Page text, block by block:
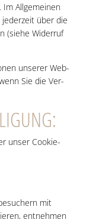
Im All­ge­mei­nen
jeder­zeit über die
(sie­he Wider­ruf
unse­rer Web­
Sie die Ver­
unser Coo­kie-
mit
ent­neh­men